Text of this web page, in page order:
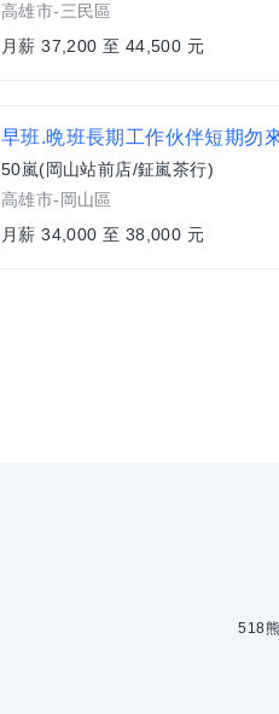
高雄市-三民區
月薪 37,200 至 44,500 元
早班.晩班長期工作伙伴短期勿
50嵐(岡山站前店/鉦嵐茶行)
高雄市-岡山區
月薪 34,000 至 38,000 元
518